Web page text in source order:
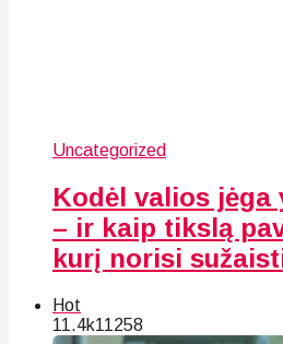
Uncategorized
Kodėl valios
– ir kaip tikslą
kurį norisi
Hot
11.4k11258